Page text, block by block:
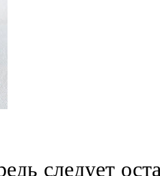
следует